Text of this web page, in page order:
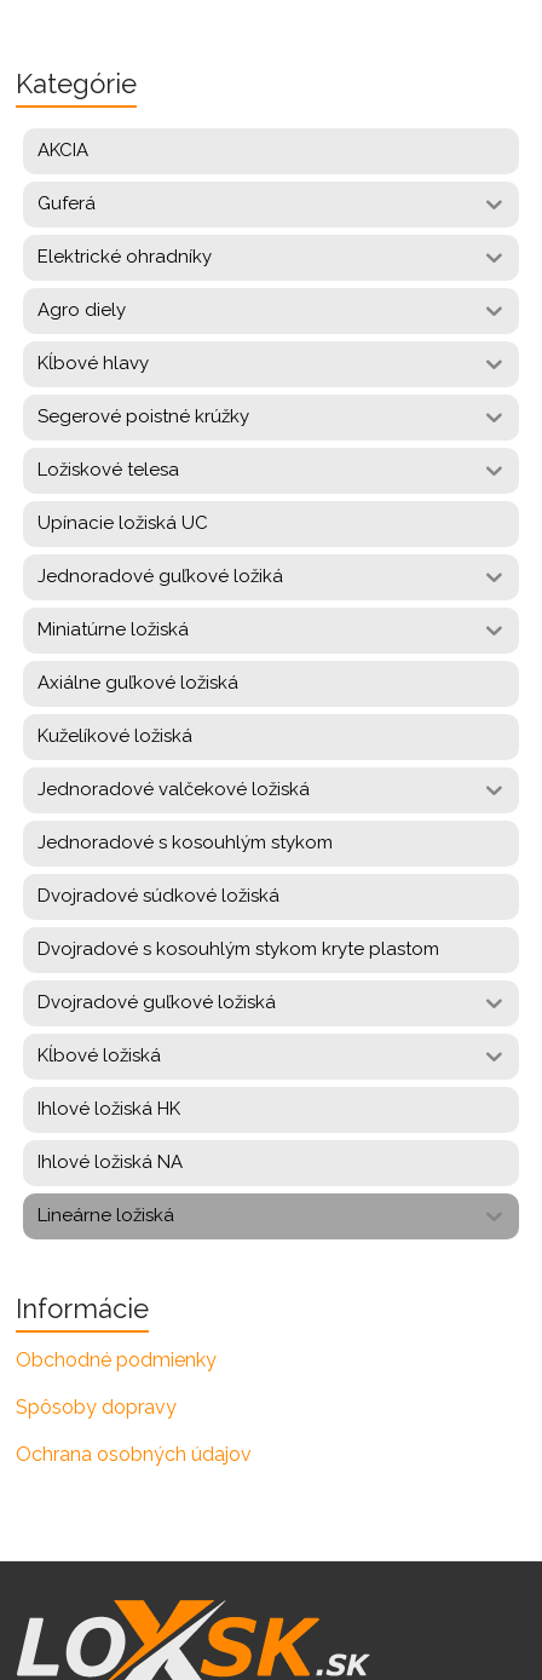
Kategórie
AKCIA
Guferá
Elektrické ohradníky
Agro diely
Kĺbové hlavy
Segerové poistné krúžky
Ložiskové telesa
Upínacie ložiská UC
Jednoradové guľkové ložiká
Miniatúrne ložiská
Axiálne guľkové ložiská
Kuželíkové ložiská
Jednoradové valčekové ložiská
Jednoradové s kosouhlým stykom
Dvojradové súdkové ložiská
Dvojradové s kosouhlým stykom kryte plastom
Dvojradové guľkové ložiská
Kĺbové ložiská
Ihlové ložiská HK
Ihlové ložiská NA
Lineárne ložiská
Informácie
Obchodné podmienky
Spôsoby dopravy
Ochrana osobných údajov